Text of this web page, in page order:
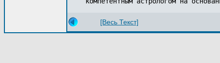
[Весь Текст]